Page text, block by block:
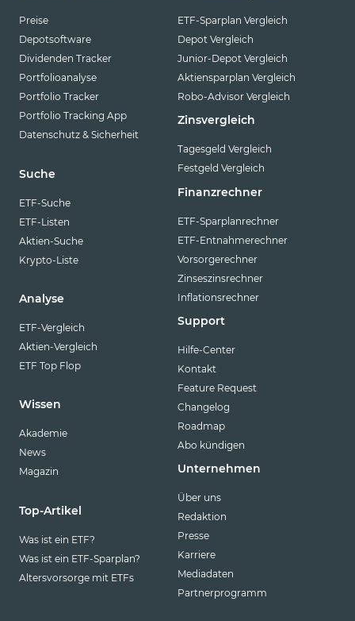
Preise
Depotsoftware
Dividenden Tracker
Portfolioanalyse
Portfolio Tracker
Portfolio Tracking App
Datenschutz & Sicherheit
Suche
ETF-Suche
ETF-Listen
Aktien-Suche
Krypto-Liste
Analyse
ETF-Vergleich
Aktien-Vergleich
ETF Top Flop
Wissen
Akademie
News
Magazin
Top-Artikel
Was ist ein ETF?
Was ist ein ETF-Sparplan?
Altersvorsorge mit ETFs
ETF-Sparplan Vergleich
Depot Vergleich
Junior-Depot Vergleich
Aktiensparplan Vergleich
Robo-Advisor Vergleich
Zinsvergleich
Tagesgeld Vergleich
Festgeld Vergleich
Finanzrechner
ETF-Sparplanrechner
ETF-Entnahmerechner
Vorsorgerechner
Zinseszinsrechner
Inflationsrechner
Support
Hilfe-Center
Kontakt
Feature Request
Changelog
Roadmap
Abo kündigen
Unternehmen
Über uns
Redaktion
Presse
Karriere
Mediadaten
Partnerprogramm